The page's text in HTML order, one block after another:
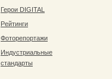
Герои DIGITAL
Рейтинги
Фоторепортажи
Индустриальные
стандарты